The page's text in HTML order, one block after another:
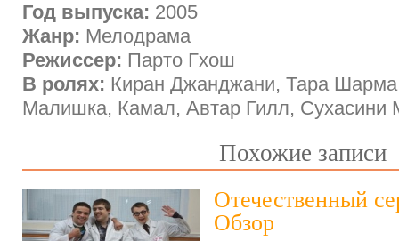
Год выпуска: 2005
Жанр: Мелодрама
Режиссер: Парто Гхош
В ролях: Киран Джанджани, Тара
Малишка, Камал, Автар Гилл, Сухасини
Похожие записи
Отечественный
Обзор